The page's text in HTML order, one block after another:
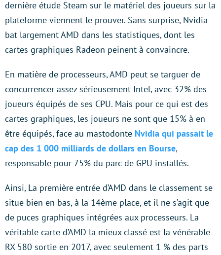
dernière étude Steam sur le matériel des joueurs sur la
plateforme viennent le prouver. Sans surprise, Nvidia
bat largement AMD dans les statistiques, dont les
cartes graphiques Radeon peinent à convaincre.
En matière de processeurs, AMD peut se targuer de
concurrencer assez sérieusement Intel, avec 32% des
joueurs équipés de ses CPU. Mais pour ce qui est des
cartes graphiques, les joueurs ne sont que 15% à en
être équipés, face au mastodonte Nvidia qui passait le
cap des 1 000 milliards de dollars en Bourse,
responsable pour 75% du parc de GPU installés.
Ainsi, La première entrée d’AMD dans le classement se
situe bien en bas, à la 14ème place, et il ne s’agit que
de puces graphiques intégrées aux processeurs. La
véritable carte d’AMD la mieux classé est la vénérable
RX 580 sortie en 2017, avec seulement 1 % des parts